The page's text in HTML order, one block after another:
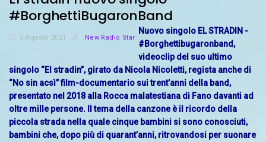
#BorghettiBugaronBand
5 Agosto 2021 New Radio Star
Nuovo singolo EL STRADIN -
#Borghettibugaronband,
videoclip del suo ultimo
singolo “El stradin”, girato da Nicola Nicoletti, regista anche di
“No sin acsì” film-documentario sui trent’anni della band,
presentato nel 2018 alla Rocca malatestiana di Fano davanti ad
oltre mille persone. Il tema della canzone è il ricordo della
piccola strada nella quale cinque bambini si sono conosciuti,
bambini che, dopo più di quarant’anni, ritrovandosi per suonare